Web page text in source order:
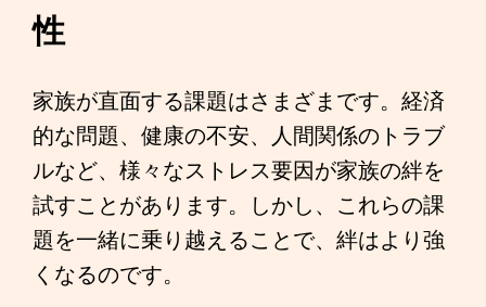
性
家族が直面する課題はさまざまです。経済
的な問題、健康の不安、人間関係のトラブ
ルなど、様々なストレス要因が家族の絆を
試すことがあります。しかし、これらの課
題を一緒に乗り越えることで、絆はより強
くなるのです。